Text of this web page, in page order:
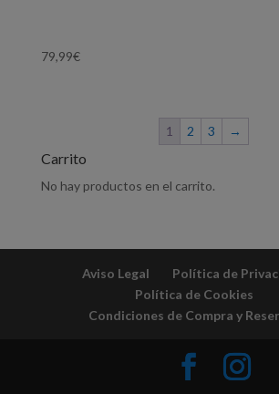
79,99€
1 2 3 →
Carrito
No hay productos en el carrito.
Aviso Legal
Política de
Política de Cookies
Condiciones de Compra y